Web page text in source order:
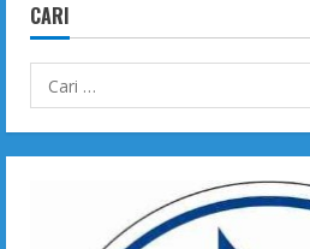
CARI
Cari
untuk: